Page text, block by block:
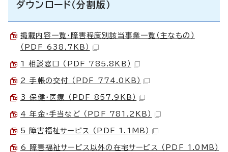
ダウンロード（分割版）
掲載内容一覧・障害程度別該当事業一覧（主なもの）
（PDF 638.7KB）
1 相談窓口 （PDF 785.8KB）
2 手帳の交付 （PDF 774.0KB）
3 保健・医療 （PDF 857.9KB）
4 年金・手当など （PDF 781.2KB）
5 障害福祉サービス （PDF 1.1MB）
6 障害福祉サービス以外の在宅サービス （PDF 1.0MB）